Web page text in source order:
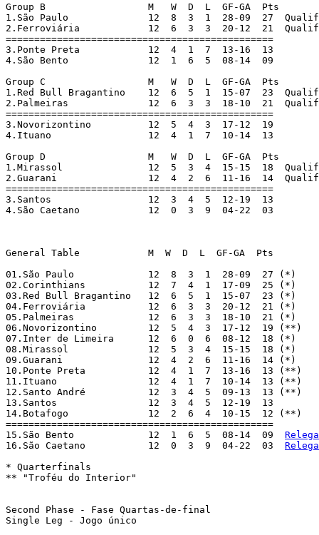
Group B			 M   W  D  L  GF-GA  Pts
1.São Paulo		 12  8  3  1  28-09  27  Qualified
2.Ferroviária		 12  6  3  3  20-12  21  Qualified
===============================================
3.Ponte Preta  		 12  4  1  7  13-16  13
4.São Bento		 12  1  6  5  08-14  09
Group C		 	 M   W  D  L  GF-GA  Pts
1.Red Bull Bragantino	 12  6  5  1  15-07  23  Qualified
2.Palmeiras		 12  6  3  3  18-10  21  Qualified
===============================================
3.Novorizontino		 12  5  4  3  17-12  19
4.Ituano		 12  4  1  7  10-14  13
Group D			 M   W  D  L  GF-GA  Pts
1.Mirassol		 12  5  3  4  15-15  18  Qualified
2.Guarani 		 12  4  2  6  11-16  14  Qualified
===============================================
3.Santos		 12  3  4  5  12-19  13
4.São Caetano		 12  0  3  9  04-22  03
General Table		 M  W  D  L  GF-GA  Pts
01.São Paulo		 12  8  3  1  28-09  27 (*)
02.Corinthians		 12  7  4  1  17-09  25 (*)
03.Red Bull Bragantino	 12  6  5  1  15-07  23 (*)
04.Ferroviária		 12  6  3  3  20-12  21 (*)
05.Palmeiras		 12  6  3  3  18-10  21 (*)
06.Novorizontino	 12  5  4  3  17-12  19 (**)
07.Inter de Limeira	 12  6  0  6  08-12  18 (*)
08.Mirassol		 12  5  3  4  15-15  18 (*)
09.Guarani 		 12  4  2  6  11-16  14 (*)
10.Ponte Preta  	 12  4  1  7  13-16  13 (**)
11.Ituano		 12  4  1  7  10-14  13 (**)
12.Santo André		 12  3  4  5  09-13  13 (**)
13.Santos		 12  3  4  5  12-19  13
14.Botafogo		 12  2  6  4  10-15  12 (**)
===============================================
15.São Bento		 12  1  6  5  08-14  09
16.São Caetano		 12  0  3  9  04-22  03
* Quarterfinals
** "Troféu do Interior"
Second Phase - Fase Quartas-de-final
Single Leg - Jogo único